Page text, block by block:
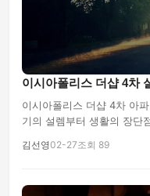
이시아폴리스 더샵 4차
이시아폴리스 더샵 4차 아
기의 설렘부터 생활의 장단
김선영02-27조회 89